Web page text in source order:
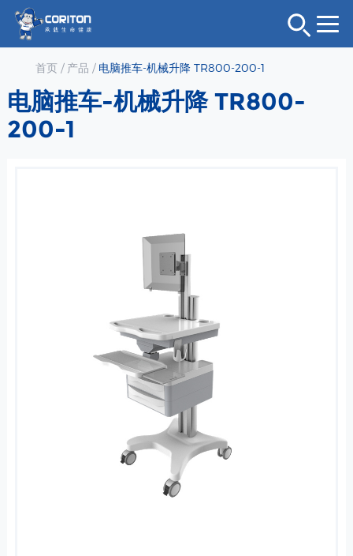
首页/ 产品 / 电脑推车-机械升降 TR800-200-1
电脑推车-机械升降 TR800-
200-1